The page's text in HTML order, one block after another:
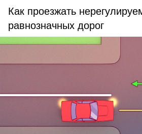
Как проезжать
равнозначных дорог